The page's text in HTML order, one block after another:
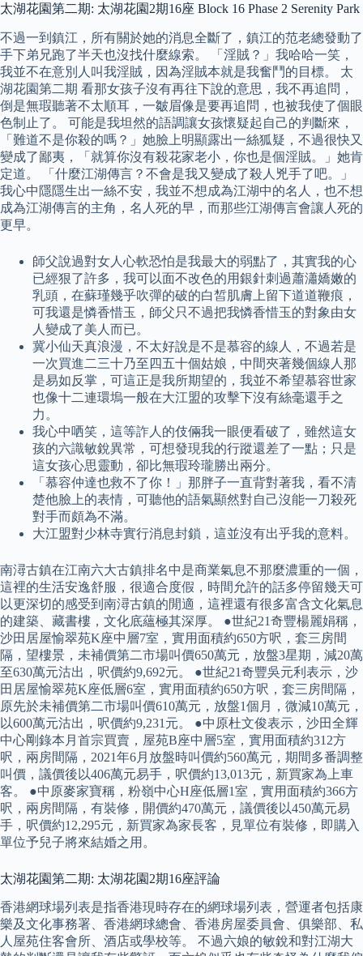
太湖花園第二期: 太湖花園2期16座 Block 16 Phase 2 Serenity Park
不過一到鎮江，所有關於她的消息全斷了，鎮江的范老總發動了
手下弟兄跑了半天也沒找什麼線索。 「淫賊？」我哈哈一笑，
我並不在意別人叫我淫賊，因為淫賊本就是我奮鬥的目標。 太
湖花園第二期 看那女孩子沒有再往下說的意思，我不再追問，
倒是無瑕聽著不太順耳，一皺眉像是要再追問，也被我使了個眼
色制止了。 可能是我坦然的語調讓女孩懷疑起自己的判斷來，
「難道不是你殺的嗎？」她臉上明顯露出一絲狐疑，不過很快又
變成了鄙夷，「就算你沒有殺花家老小，你也是個淫賊。」她肯
定道。 「什麼江湖傳言？不會是我又變成了殺人兇手了吧。」
我心中隱隱生出一絲不安，我並不想成為江湖中的名人，也不想
成為江湖傳言的主角，名人死的早，而那些江湖傳言會讓人死的
更早。
師父說過對女人心軟恐怕是我最大的弱點了，其實我的心
已經狠了許多，我可以面不改色的用銀針刺過蕭瀟嬌嫩的
乳頭，在蘇瑾幾乎吹彈的破的白皙肌膚上留下道道鞭痕，
可我還是憐香惜玉，師父只不過把我憐香惜玉的對象由女
人變成了美人而已。
冀小仙天真浪漫，不太好說是不是慕容的線人，不過若是
一次買進二三十乃至四五十個姑娘，中間夾著幾個線人那
是易如反掌，可這正是我所期望的，我並不希望慕容世家
也像十二連環塢一般在大江盟的攻擊下沒有絲毫還手之
力。
我心中哂笑，這等詐人的伎倆我一眼便看破了，雖然這女
孩的六識敏銳異常，可想發現我的行蹤還差了一點；只是
這女孩心思靈動，卻比無瑕玲瓏勝出兩分。
「慕容仲達也救不了你！」那胖子一直背對著我，看不清
楚他臉上的表情，可聽他的語氣顯然對自己沒能一刀殺死
對手而頗為不滿。
大江盟對少林寺實行消息封鎖，這並沒有出乎我的意料。
南潯古鎮在江南六大古鎮排名中是商業氣息不那麼濃重的一個，
這裡的生活安逸舒服，很適合度假，時間允許的話多停留幾天可
以更深切的感受到南潯古鎮的閒適，這裡還有很多富含文化氣息
的建築、藏書樓，文化底蘊極其深厚。 ●世紀21奇豐楊麗娟稱，
沙田居屋愉翠苑K座中層7室，實用面積約650方呎，套三房間
隔，望樓景，未補價第二市場叫價650萬元，放盤3星期，減20萬
至630萬元沽出，呎價約9,692元。 ●世紀21奇豐吳元利表示，沙
田居屋愉翠苑K座低層6室，實用面積約650方呎，套三房間隔，
原先於未補價第二市場叫價610萬元，放盤1個月，微減10萬元，
以600萬元沽出，呎價約9,231元。 ●中原杜文俊表示，沙田全輝
中心剛錄本月首宗買賣，屋苑B座中層5室，實用面積約312方
呎，兩房間隔，2021年6月放盤時叫價約560萬元，期間多番調整
叫價，議價後以406萬元易手，呎價約13,013元，新買家為上車
客。 ●中原麥家寶稱，粉嶺中心H座低層1室，實用面積約366方
呎，兩房間隔，有裝修，開價約470萬元，議價後以450萬元易
手，呎價約12,295元，新買家為家長客，見單位有裝修，即購入
單位予兒子將來結婚之用。
太湖花園第二期: 太湖花園2期16座評論
香港網球場列表是指香港現時存在的網球場列表，營運者包括康
樂及文化事務署、香港網球總會、香港房屋委員會、俱樂部、私
人屋苑住客會所、酒店或學校等。 不過六娘的敏銳和對江湖大